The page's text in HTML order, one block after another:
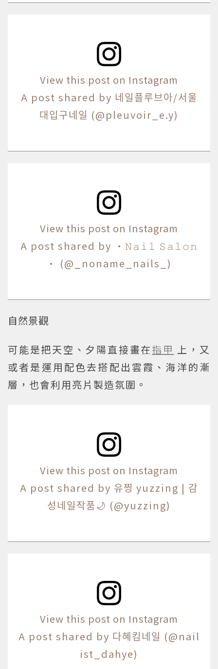
View this post on Instagram
A post shared by 네일플루브아/서울
대입구네일 (@pleuvoir_e.y)
View this post on Instagram
A post shared by ·𝙽𝚊𝚒𝚕 𝚂𝚊𝚕𝚘𝚗
· (@_noname_nails_)
自然景觀
可能是把天空、夕陽直接畫在指甲 上，又
或者是運用配色去搭配出雲霞、海洋的漸
層，也會利用亮片製造氛圍。
View this post on Instagram
A post shared by 유찡 yuzzing | 감
성네일작품🌙 (@yuzzing)
View this post on Instagram
A post shared by 다혜킴네일 (@nail
ist_dahye)